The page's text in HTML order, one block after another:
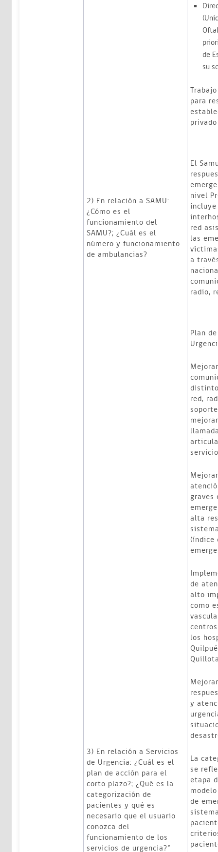
de
su
para
2) En relación a SAMU:
¿Cómo es el
funcionamiento del
SAMU?; ¿Cuál es el
número y funcionamiento
de ambulancias?
El
nivel
red
las
a
radio,
3) En relación a Servicios
de Urgencia: ¿Cuál es el
plan de acción para el
corto plazo?; ¿Qué es la
categorización de
pacientes y qué es
necesario que el usuario
conozca del
funcionamiento de los
servicios de urgencia?”
Plan
red,
graves
alta
(índice
de
alto
como
los
y
La
se
etapa
de